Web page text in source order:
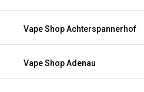
Vape Shop Achterspannerhof
Vape Shop Adenau